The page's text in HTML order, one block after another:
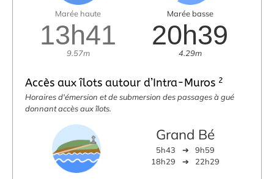
Marée haute
13h41
9.57m
Marée basse
20h39
4.29m
Accès aux îlots autour d’Intra-Muros 2
Horaires d'émersion et de submersion des passages à gué
donnant accès aux îlots.
Grand Bé
5h43 ➔
9h59
18h29
➔ 22h29